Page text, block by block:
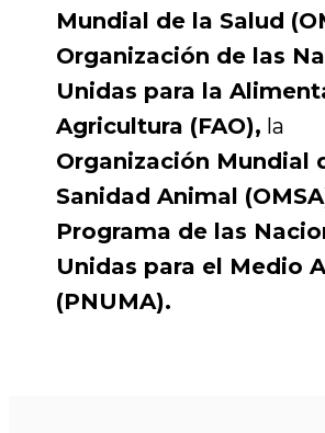
Mundial de la Salud
Organización de las
Unidas para la
Agricultura (FAO), la
Organización Mundial
Sanidad Animal
Programa de las
Unidas para el Medio
(PNUMA).